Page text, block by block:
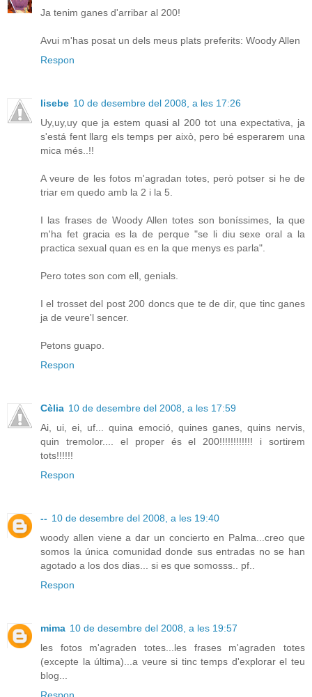
Ja tenim ganes d'arribar al 200!
Avui m'has posat un dels meus plats preferits: Woody Allen
Respon
lisebe 10 de desembre del 2008, a les 17:26
Uy,uy,uy que ja estem quasi al 200 tot una expectativa, ja
s'está fent llarg els temps per això, pero bé esperarem una
mica més..!!
A veure de les fotos m'agradan totes, però potser si he de
triar em quedo amb la 2 i la 5.
I las frases de Woody Allen totes son boníssimes, la que
m'ha fet gracia es la de perque "se li diu sexe oral a la
practica sexual quan es en la que menys es parla".
Pero totes son com ell, genials.
I el trosset del post 200 doncs que te de dir, que tinc ganes
ja de veure'l sencer.
Petons guapo.
Respon
Cèlia 10 de desembre del 2008, a les 17:59
Ai, ui, ei, uf... quina emoció, quines ganes, quins nervis,
quin tremolor.... el proper és el 200!!!!!!!!!!!! i sortirem
tots!!!!!!
Respon
-- 10 de desembre del 2008, a les 19:40
woody allen viene a dar un concierto en Palma...creo que
somos la única comunidad donde sus entradas no se han
agotado a los dos dias... si es que somosss.. pf..
Respon
mima 10 de desembre del 2008, a les 19:57
les fotos m'agraden totes...les frases m'agraden totes
(excepte la última)...a veure si tinc temps d'explorar el teu
blog...